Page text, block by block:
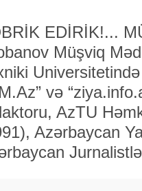
EDİRİK!...
Müşviq
və
AzTU
Azər­baycan